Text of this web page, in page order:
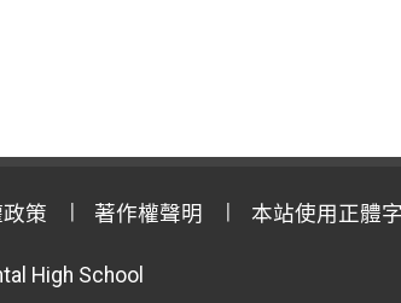
策 著作權聲明 本站使用正體
High School